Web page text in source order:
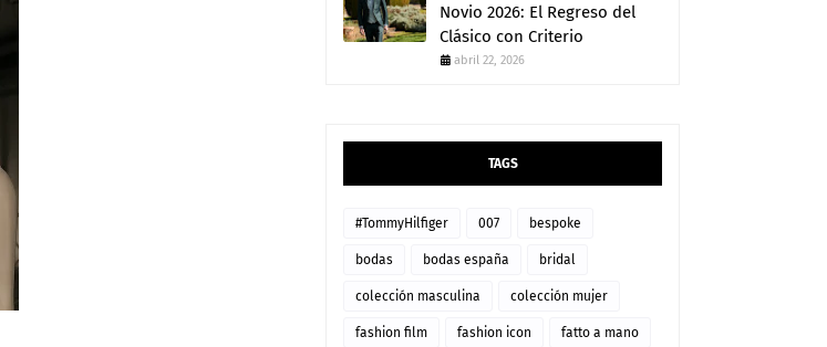
Novio 2026: El Regreso del
Clásico con Criterio
abril 22, 2026
TAGS
#TommyHilfiger 007 bespoke
bodas bodas españa bridal
colección masculina colección mujer
fashion film fashion icon fatto a mano